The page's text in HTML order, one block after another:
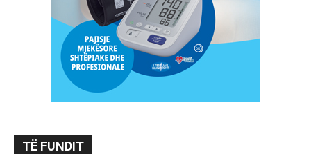
TË FUNDIT